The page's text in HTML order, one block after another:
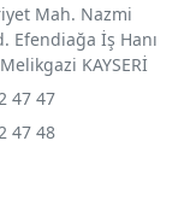
Mah. Nazmi
Efendiağa İş Hanı
KAYSERİ
47 47
47 48